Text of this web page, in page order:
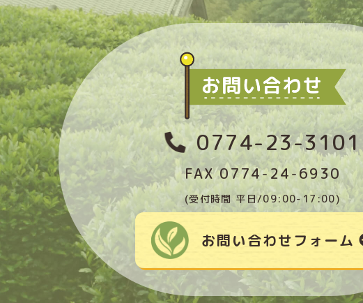
0774-23-3101
FAX 0774-24-6930
(受付時間 平日/09:00-17:00)
お問い合わせフォーム